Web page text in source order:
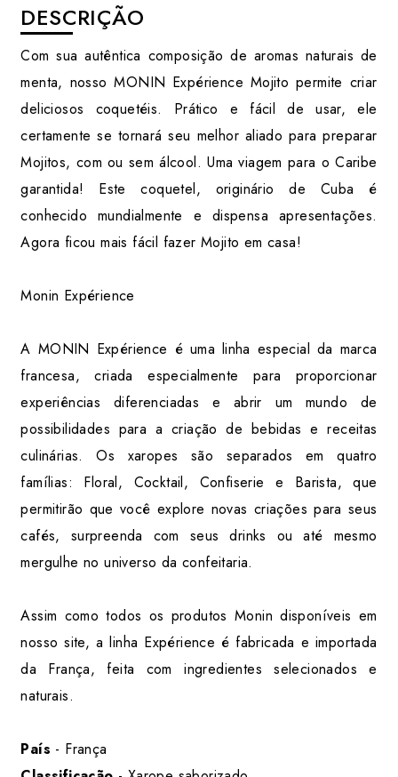
DESCRIÇÃO
Com sua autêntica composição de aromas naturais de
menta, nosso MONIN Expérience Mojito permite criar
deliciosos coquetéis. Prático e fácil de usar, ele
certamente se tornará seu melhor aliado para preparar
Mojitos, com ou sem álcool. Uma viagem para o Caribe
garantida! Este coquetel, originário de Cuba é
conhecido mundialmente e dispensa apresentações.
Agora ficou mais fácil fazer Mojito em casa!
Monin Expérience
A MONIN Expérience é uma linha especial da marca
francesa, criada especialmente para proporcionar
experiências diferenciadas e abrir um mundo de
possibilidades para a criação de bebidas e receitas
culinárias. Os xaropes são separados em quatro
famílias: Floral, Cocktail, Confiserie e Barista, que
permitirão que você explore novas criações para seus
cafés, surpreenda com seus drinks ou até mesmo
mergulhe no universo da confeitaria.
Assim como todos os produtos Monin disponíveis em
nosso site, a linha Expérience é fabricada e importada
da França, feita com ingredientes selecionados e
naturais.
País - França